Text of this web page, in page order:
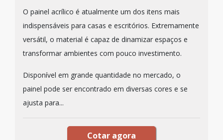
O painel acrílico é atualmente um dos itens mais
indispensáveis para casas e escritórios. Extremamente
versátil, o material é capaz de dinamizar espaços e
transformar ambientes com pouco investimento.
Disponível em grande quantidade no mercado, o
painel pode ser encontrado em diversas cores e se
ajusta para...
Cotar agora